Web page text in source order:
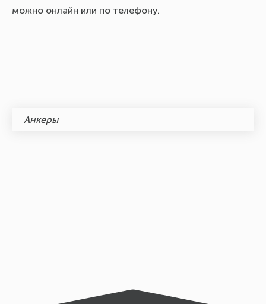
можно онлайн или по телефону.
Анкеры